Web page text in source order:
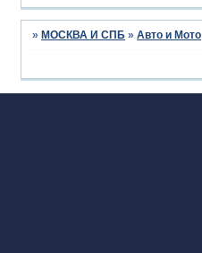
» МОСКВА И СПБ »Авто и Мото